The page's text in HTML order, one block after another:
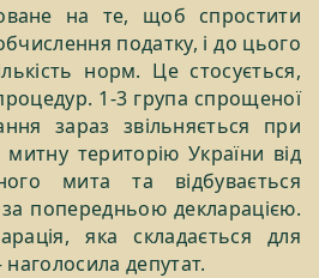
на те, щоб спростити
податку, і до цього
норм. Це стосується,
1-3 група спрощеної
зараз звільняється при
митну територію України від
мита та відбувається
попередньою декларацією.
яка складається для
депутат.